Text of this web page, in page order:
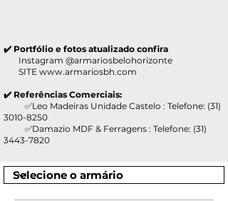
✔️ Portfólio e fotos atualizado confira
Instagram @armariosbelohorizonte
SITE www.armariosbh.com
✔️ Referências Comerciais:
✅Leo Madeiras Unidade Castelo : Telefone: (31)
3010-8250
✅Damazio MDF & Ferragens : Telefone: (31)
3443-7820